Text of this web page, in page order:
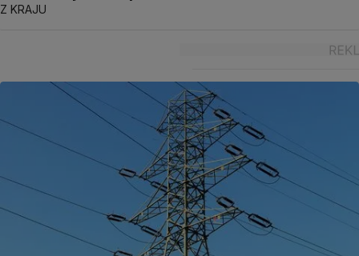
Z KRAJU